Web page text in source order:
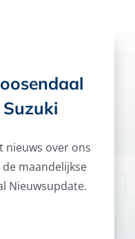
nieuws over ons
maandelijkse
Nieuwsupdate.